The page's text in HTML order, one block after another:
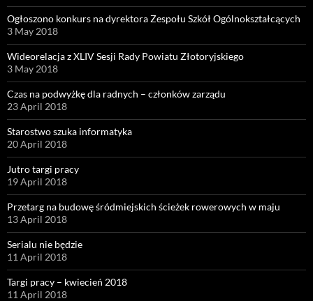
Ogłoszono konkurs na dyrektora Zespołu Szkół Ogólnokształcących
3 May 2018
Wideorelacja z XLIV Sesji Rady Powiatu Złotoryjskiego
3 May 2018
Czas na podwyżkę dla radnych – członków zarządu
23 April 2018
Starostwo szuka informatyka
20 April 2018
Jutro targi pracy
19 April 2018
Przetarg na budowę śródmiejskich ścieżek rowerowych w maju
13 April 2018
Serialu nie będzie
11 April 2018
Targi pracy – kwiecień 2018
11 April 2018